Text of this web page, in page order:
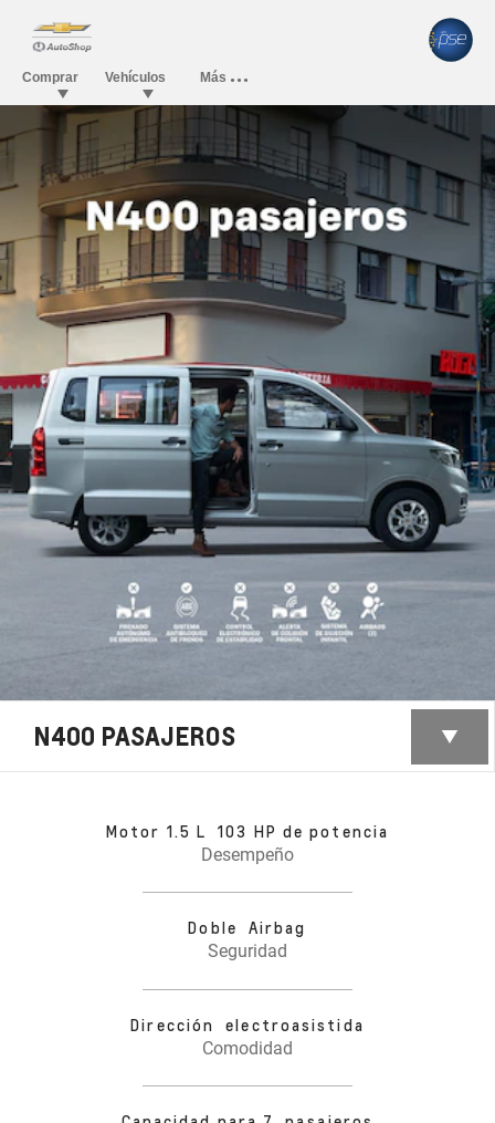
N400 PASAJEROS
Motor 1.5 L 103 HP de potencia
Desempeño
Doble Airbag
Seguridad
Dirección electroasistida
Comodidad